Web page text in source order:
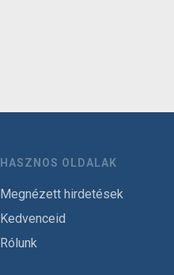
HASZNOS OLDALAK
Megnézett hirdetések
Kedvenceid
Rólunk